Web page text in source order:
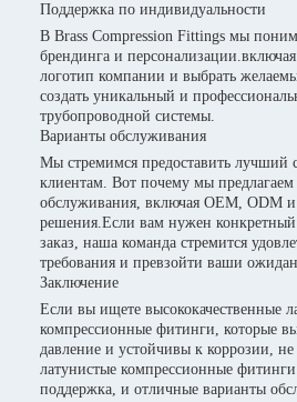
Поддержка по индивидуальности
В Brass Compression Fittings мы
брендинга и
логотип компании и выбрать
создать уникальный и
трубопроводной системы.
Варианты обслуживания
Мы стремимся предоставить лучший
клиентам. Вот почему мы
обслуживания, включая OEM, ODM
решения.Если вам нужен
заказ, наша команда стремится
требования и превзойти ваши
Заключение
Если вы ищете высококачественные
компрессионные фитинги, которые
давление и устойчивы к коррозии,
латунистые компрессионные
поддержка, и отличные варианты